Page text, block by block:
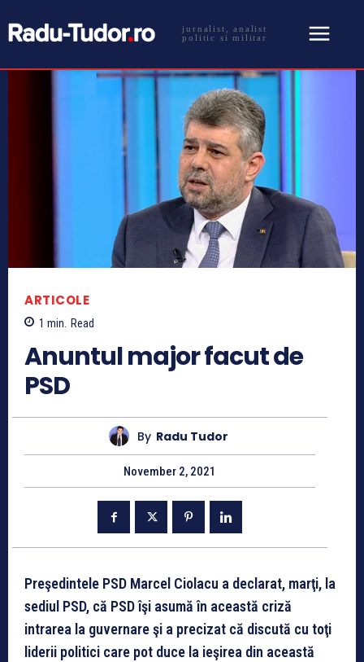
jurnalist, analist
politic si militar
ARTICOLE
1 min. Read
Anuntul major facut de
PSD
By Radu Tudor
November 2, 2021
Preşedintele PSD Marcel Ciolacu a declarat, marţi, la
sediul PSD, că PSD îşi asumă în această criză
intrarea la guvernare şi a precizat că discută cu toţi
liderii politici care pot duce la ieşirea din această